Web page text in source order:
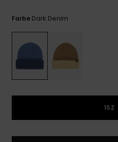
Farbe Dark Denim
1SZ